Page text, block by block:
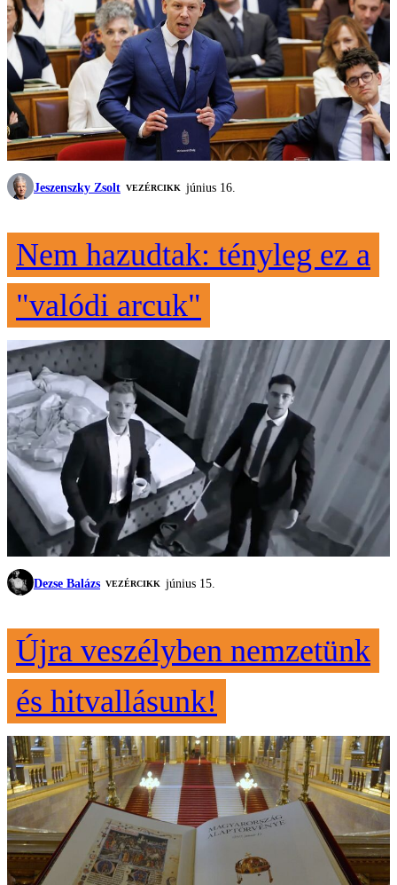
Jeszenszky Zsolt VEZÉRCIKK június 16.
Nem hazudtak: tényleg ez a
"valódi arcuk"
Dezse Balázs VEZÉRCIKK június 15.
Újra veszélyben nemzetünk
és hitvallásunk!